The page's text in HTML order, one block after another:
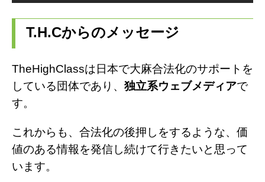
T.H.Cからのメッセージ
TheHighClassは日本で大麻合法化のサポートを
している団体であり、 独立系ウェブメディアで
す。
これからも、合法化の後押しをするような、価
値のある情報を発信し続けて行きたいと思って
います。